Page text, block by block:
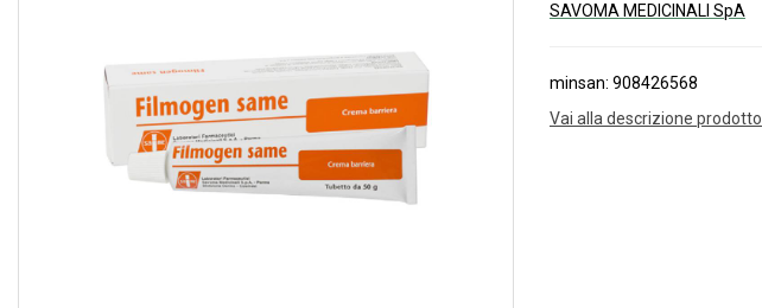
SAVOMA MEDICINALI SpA
minsan: 908426568
Vai alla descrizione prodotto